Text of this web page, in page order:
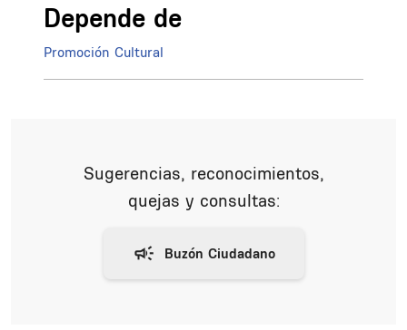
Depende de
Promoción Cultural
Sugerencias, reconocimientos,
quejas y consultas: